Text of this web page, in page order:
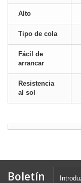
Alto
Tipo de cola
Fácil de
arrancar
Resistencia
al sol
Boletín